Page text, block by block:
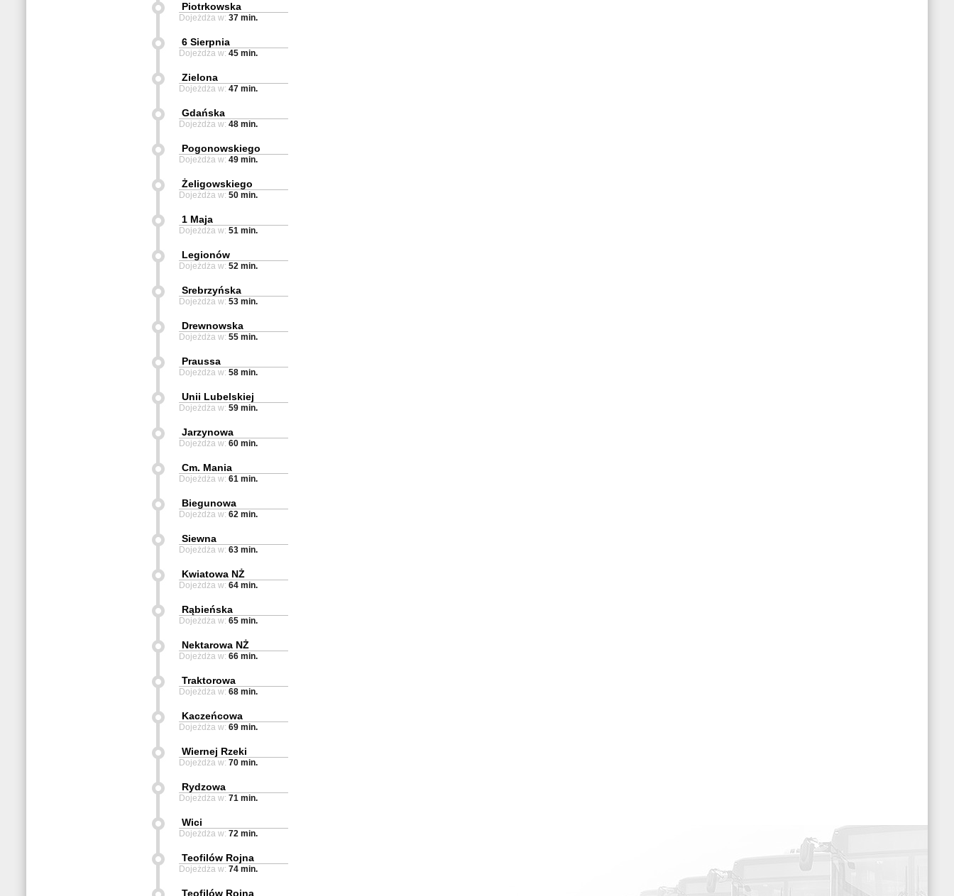
Piotrkowska
Dojeżdża w: 37 min.
6 Sierpnia
Dojeżdża w: 45 min.
Zielona
Dojeżdża w: 47 min.
Gdańska
Dojeżdża w: 48 min.
Pogonowskiego
Dojeżdża w: 49 min.
Żeligowskiego
Dojeżdża w: 50 min.
1 Maja
Dojeżdża w: 51 min.
Legionów
Dojeżdża w: 52 min.
Srebrzyńska
Dojeżdża w: 53 min.
Drewnowska
Dojeżdża w: 55 min.
Praussa
Dojeżdża w: 58 min.
Unii Lubelskiej
Dojeżdża w: 59 min.
Jarzynowa
Dojeżdża w: 60 min.
Cm. Mania
Dojeżdża w: 61 min.
Biegunowa
Dojeżdża w: 62 min.
Siewna
Dojeżdża w: 63 min.
Kwiatowa NŻ
Dojeżdża w: 64 min.
Rąbieńska
Dojeżdża w: 65 min.
Nektarowa NŻ
Dojeżdża w: 66 min.
Traktorowa
Dojeżdża w: 68 min.
Kaczeńcowa
Dojeżdża w: 69 min.
Wiernej Rzeki
Dojeżdża w: 70 min.
Rydzowa
Dojeżdża w: 71 min.
Wici
Dojeżdża w: 72 min.
Teofilów Rojna
Dojeżdża w: 74 min.
Teofilów Rojna